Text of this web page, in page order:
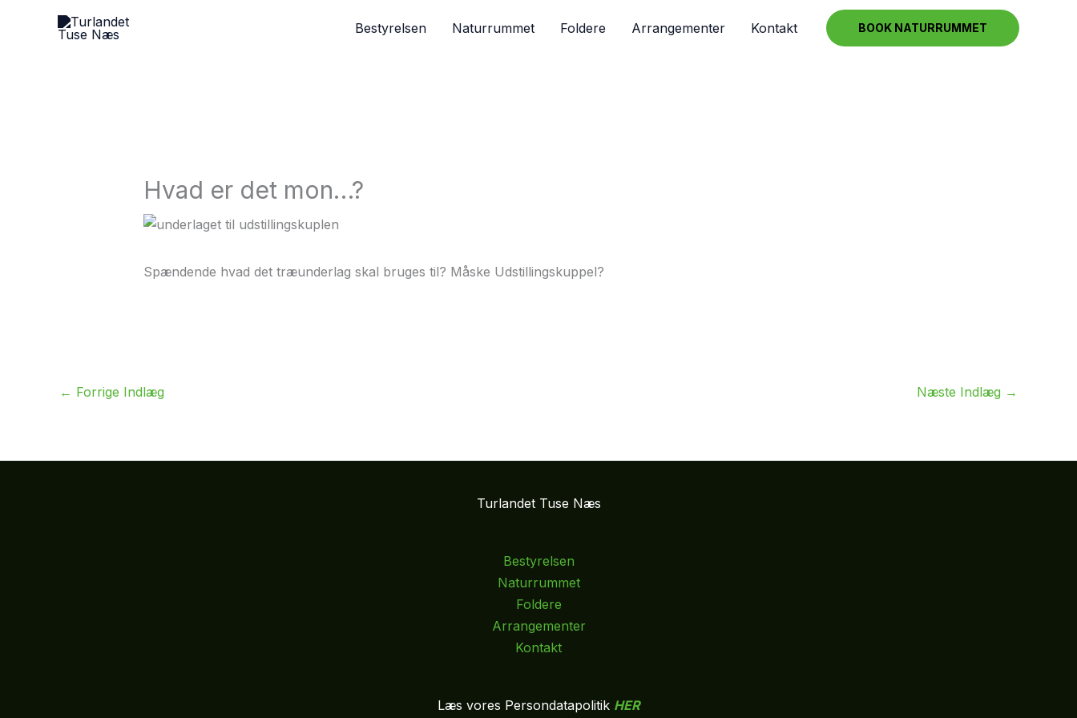
Bestyrelsen Naturrummet Foldere Arrangementer Kontakt BOOK NATURRUMMET
Hvad er det mon…?
Spændende hvad det træunderlag skal bruges til? Måske Udstillingskuppel?
← Forrige Indlæg Næste Indlæg →
Turlandet Tuse Næs
Bestyrelsen
Naturrummet
Foldere
Arrangementer
Kontakt
Læs vores Persondatapolitik HER